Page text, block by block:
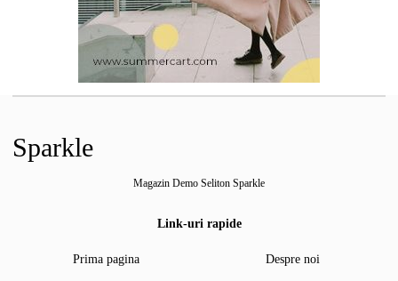
Sparkle
Magazin Demo Seliton Sparkle
Link-uri rapide
Prima pagina Despre noi